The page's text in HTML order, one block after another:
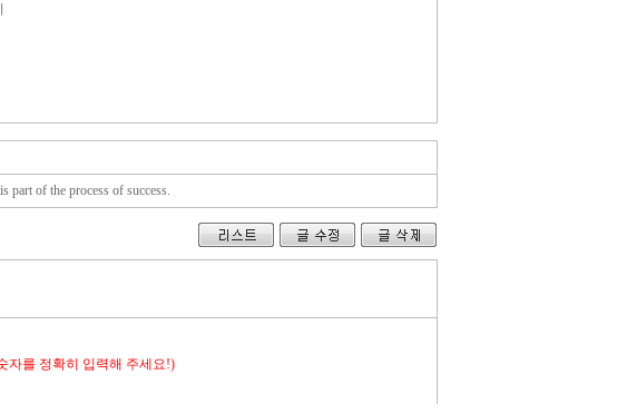
part of the process of success.
자를 정확히 입력해 주세요!)